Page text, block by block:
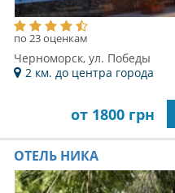
по 23 оценкам
Черноморск, ул. Победы
2 км. до центра города
от 1800 грн
ОТЕЛЬ НИКА